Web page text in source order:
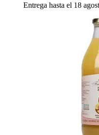
Entrega hasta el 18